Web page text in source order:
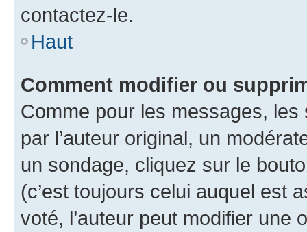
contactez-le.
Haut
Comment modifier ou
Comme pour les messages,
par l’auteur original, un
un sondage, cliquez sur le
(c’est toujours celui auquel est
voté, l’auteur peut modifier une